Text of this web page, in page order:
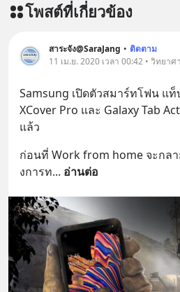
โพสต์ที่เกี่ยวข้อง
สาระจัง@SaraJang • ติดตาม
11 เม.ย. 2020 เวลา 00:42 • วิทยา
Samsung เปิดตัวสมาร์ทโฟน แท็
XCover Pro และ Galaxy Tab
แล้ว
ก่อนที่ Work from home จะกล
งการท... อ่านต่อ